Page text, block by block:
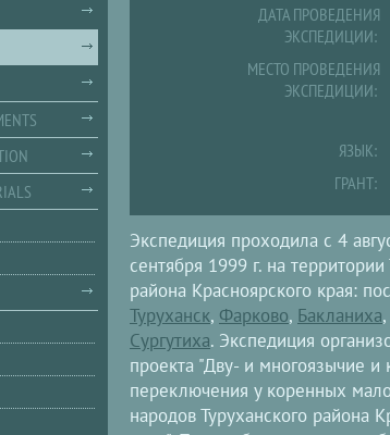
ДАТА ПРОВЕДЕНИЯ
ЭКСПЕДИЦИИ:
МЕСТО ПРОВЕДЕНИЯ
ЭКСПЕДИЦИИ:
ЯЗЫК:
ГРАНТ:
Экспедиция проходила с 4
сентября 1999 г. на территории
района Красноярского края:
Туруханск, Фарково, Бакланиха,
Сургутиха. Экспедиция
проекта "Дву- и многоязычие и
переключения у коренных
народов Туруханского района